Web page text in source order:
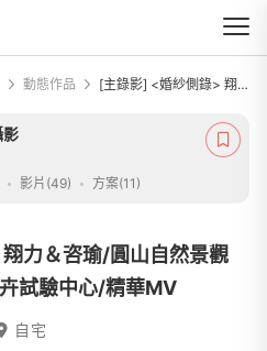
婚市集
動態作品 [主錄影] <婚紗側錄> 翔力＆咨瑜/圓山自然景觀公園/中山樓/花卉試驗中心/精華MV
影
影片(49) 方案(11)
力＆咨瑜/圓山自然景觀
試驗中心/精華MV
自宅